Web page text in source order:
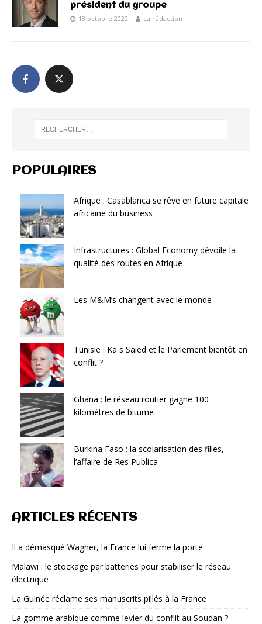
président du groupe
18 octobre 2022 La rédaction
POPULAIRES
Afrique : Casablanca se rêve en future capitale
africaine du business
Infrastructures : Global Economy dévoile la
qualité des routes en Afrique
Les M&M’s changent avec le monde
Tunisie : Kaïs Saied et le Parlement bientôt en
conflit ?
Ghana : le réseau routier gagne 100
kilomètres de bitume
Burkina Faso : la scolarisation des filles,
l’affaire de Res Publica
ARTICLES RÉCENTS
Il a démasqué Wagner, la France lui ferme la porte
Malawi : le stockage par batteries pour stabiliser le réseau
électrique
La Guinée réclame ses manuscrits pillés à la France
La gomme arabique comme levier du conflit au Soudan ?